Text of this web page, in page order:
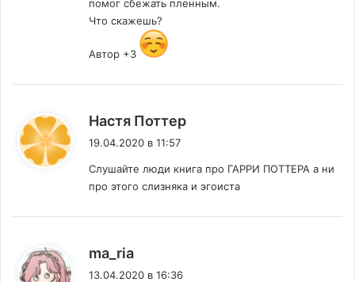
помог сбежать пленным.
Что скажешь?
Автор +3
Настя Поттер
19.04.2020 в 11:57
Слушайте люди книга про ГАРРИ ПОТТЕРА а ни
про этого слизняка и эгоиста
ma_ria
13.04.2020 в 16:36